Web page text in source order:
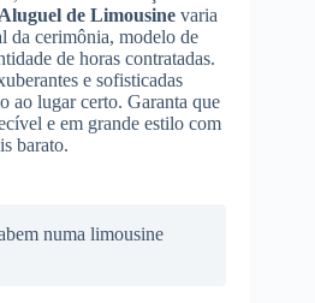
Aluguel de Limousine varia
da cerimônia, modelo de
de horas contratadas.
e sofisticadas
ao lugar certo. Garanta que
e em grande estilo com
barato.
numa limousine